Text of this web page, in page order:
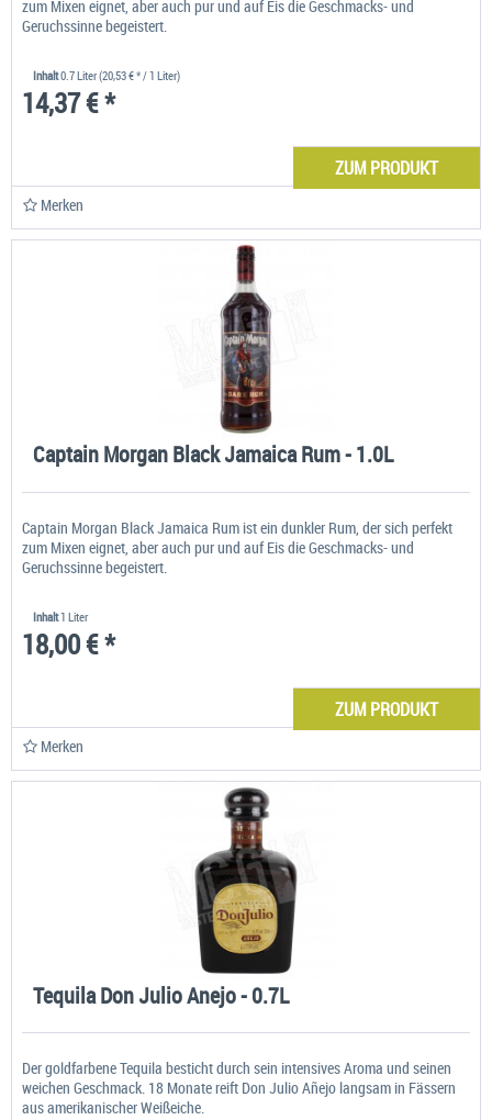
zum Mixen eignet, aber auch pur und auf Eis die Geschmacks- und
Geruchssinne begeistert.
Inhalt0.7 Liter(20,53 € * / 1 Liter)
14,37 € *
ZUM PRODUKT
Merken
Captain Morgan Black Jamaica Rum - 1.0L
Captain Morgan Black Jamaica Rum ist ein dunkler Rum, der sich perfekt
zum Mixen eignet, aber auch pur und auf Eis die Geschmacks- und
Geruchssinne begeistert.
Inhalt1 Liter
18,00 € *
ZUM PRODUKT
Merken
Tequila Don Julio Anejo - 0.7L
Der goldfarbene Tequila besticht durch sein intensives Aroma und seinen
weichen Geschmack. 18 Monate reift Don Julio Añejo langsam in Fässern
aus amerikanischer Weißeiche.